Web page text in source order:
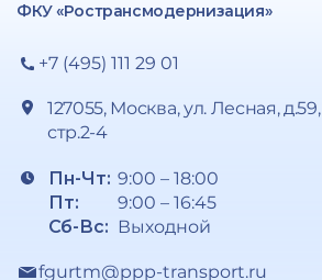
ФКУ «Ространсмодернизация»
+7 (495) 111 29 01
127055, Москва, ул. Лесная, д.59,
стр.2-4
Пн-Чт:
Пт:
Сб-Вс:
9:00 – 18:00
9:00 – 16:45
Выходной
fgurtm@ppp-transport.ru